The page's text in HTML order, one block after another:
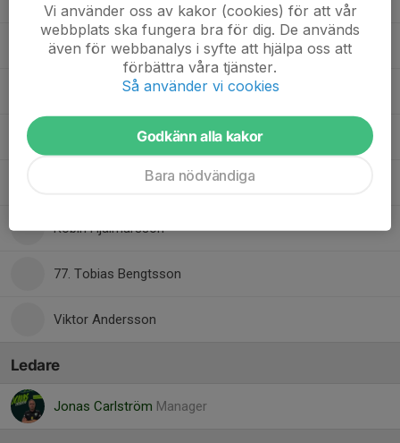
Malte Larsson
Martin Olsson
1. Oskar Gudmundsson
Pontus Andersson
Robin Hjalmarsson
77. Tobias Bengtsson
Viktor Andersson
Ledare
Jonas Carlström Manager
Vi använder oss av kakor (cookies) för att vår
webbplats ska fungera bra för dig. De används
även för webbanalys i syfte att hjälpa oss att
förbättra våra tjänster.
Så använder vi cookies
Godkänn alla kakor
Bara nödvändiga